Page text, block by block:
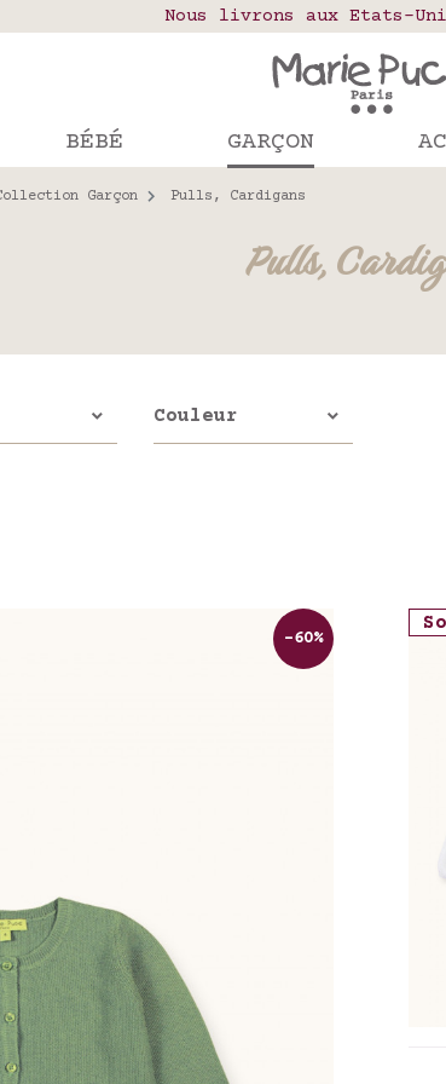
Notre site part en
Les commandes passées après le 4
Nous livrons aux Etats-
en relais colis en France, Belgique,
BÉBÉ GARÇON
Garçon Pulls, Cardigans
Pulls,
Couleur
-60%